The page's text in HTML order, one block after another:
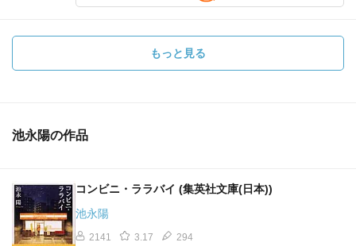
もっと見る
池永陽の作品
コンビニ・ララバイ (集英社文庫(日本))
池永陽
2141 3.17 294